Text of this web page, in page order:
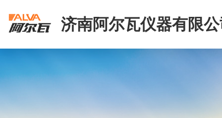
济南阿尔瓦仪器有限